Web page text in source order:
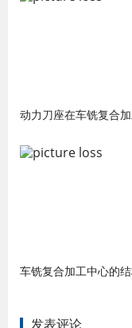
动力刀座在车铣复合
车铣复合加工中心的
发表评论